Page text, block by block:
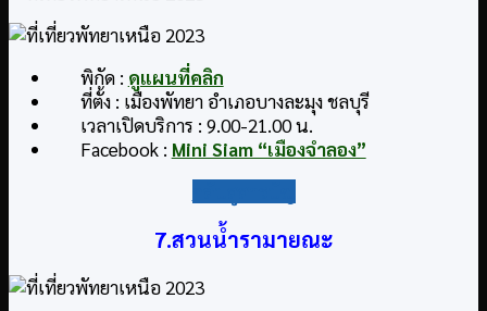
พิกัด : ดูแผนที่คลิก
ที่ตั้ง : เมืองพัทยา อำเภอบางละมุง ชลบุรี
เวลาเปิดบริการ : 9.00-21.00 น.
Facebook : Mini Siam “เมืองจำลอง”
7.สวนน้ำรามายณะ